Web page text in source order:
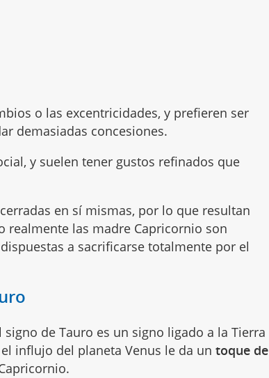
o las excentricidades, y prefieren ser
demasiadas concesiones.
y suelen tener gustos refinados que
en sí mismas, por lo que resultan
realmente las madre Capricornio son
a sacrificarse totalmente por el
de Tauro es un signo ligado a la Tierra
influjo del planeta Venus le da untoque de